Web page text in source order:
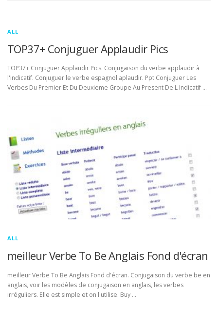
ALL
TOP37+ Conjuguer Applaudir Pics
TOP37+ Conjuguer Applaudir Pics. Conjugaison du verbe applaudir à
l'indicatif. Conjuguer le verbe espagnol aplaudir. Ppt Conjuguer Les
Verbes Du Premier Et Du Deuxieme Groupe Au Present De L Indicatif …
ALL
meilleur Verbe To Be Anglais Fond d'écran
meilleur Verbe To Be Anglais Fond d'écran. Conjugaison du verbe be en
anglais, voir les modèles de conjugaison en anglais, les verbes
irréguliers. Elle est simple et on l'utilise. Buy …